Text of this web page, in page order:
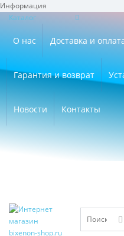
Информация
Каталог
О нас Доставка и
Гарантия и возврат
Новости Контакты